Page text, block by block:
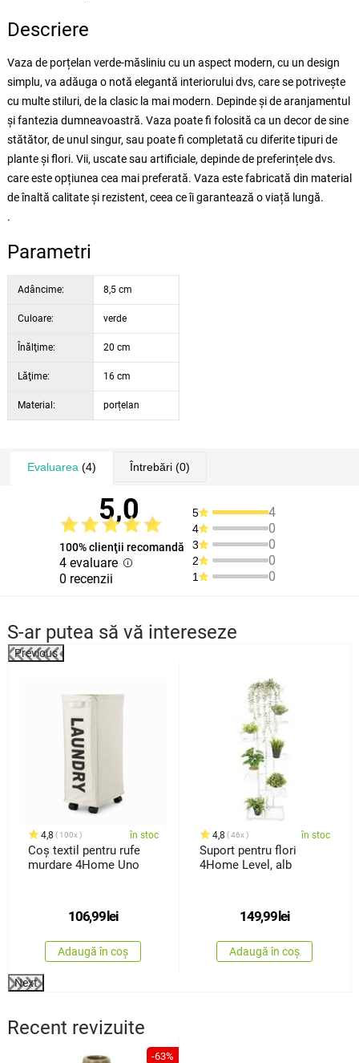
Descriere
Vaza de porțelan verde-măsliniu cu un aspect modern, cu un design
simplu, va adăuga o notă elegantă interiorului dvs, care se potrivește
cu multe stiluri, de la clasic la mai modern. Depinde și de aranjamentul
și fantezia dumneavoastră. Vaza poate fi folosită ca un decor de sine
stătător, de unul singur, sau poate fi completată cu diferite tipuri de
plante și flori. Vii, uscate sau artificiale, depinde de preferințele dvs.
care este opțiunea cea mai preferată. Vaza este fabricată din material
de înaltă calitate și rezistent, ceea ce îi garantează o viață lungă.
.
Parametri
Adâncime: 8,5 cm
Culoare: verde
Înălţime: 20 cm
Lăţime: 16 cm
Material: porțelan
Evaluarea (4) Întrebări(0)
5,0
100% clienţii recomandă
4 evaluare
0 recenzii
5 4
4 0
3 0
2 0
1 0
S-ar putea să vă intereseze
Previous
4,8 100x în stoc
Coș textil pentru rufe
murdare 4Home Uno
106,99 lei
Adaugă în coș
4,8 46x în stoc
Suport pentru flori
4Home Level, alb
149,99 lei
Adaugă în coș
Next
Recent revizuite
-63%